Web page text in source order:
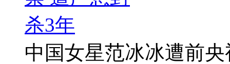
中国女星范冰冰遭前